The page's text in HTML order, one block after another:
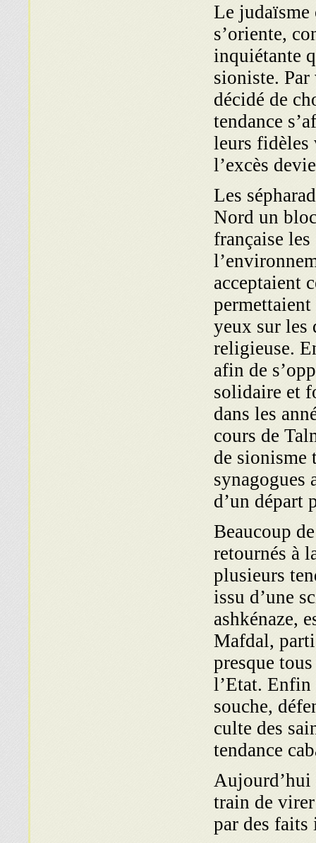
Le judaïsme
s’oriente,
inquiétante
sioniste.
décidé de
tendance
leurs fidèles
l’excès
Les
Nord un
française
acceptaient
yeux sur les
religieuse.
afin de
solidaire et
dans les
cours de
de sionisme
synagogues
d’un départ
Beaucoup
retournés à
plusieurs
issu d’une
ashkénaze,
Mafdal,
presque
l’Etat. Enfin
souche,
culte des
tendance
Aujourd’hui
train de
par des